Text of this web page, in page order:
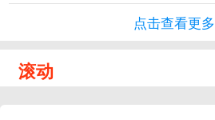
点击查看更多
滚动